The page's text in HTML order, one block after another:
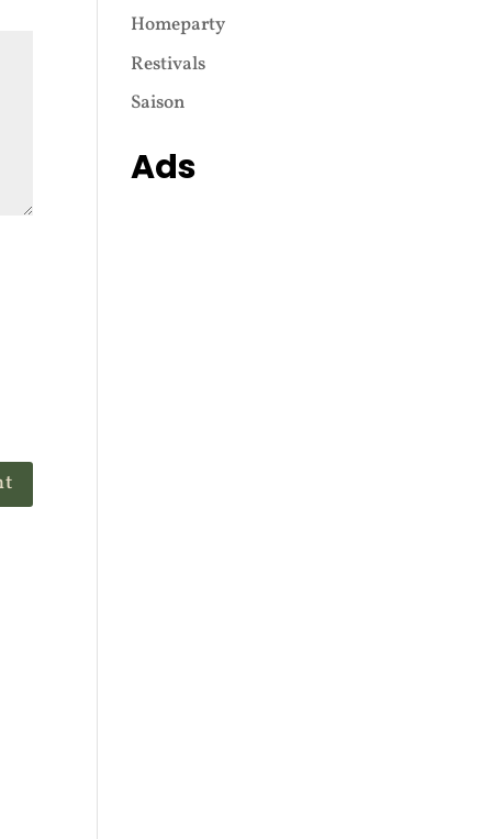
Homeparty
Restivals
Saison
Ads